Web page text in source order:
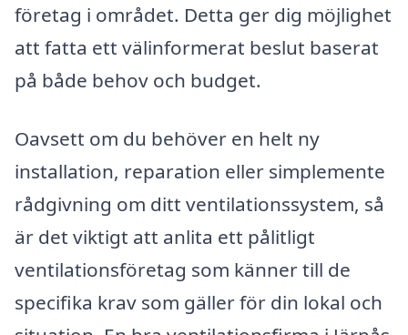
företag i området. Detta ger dig möjlighet
att fatta ett välinformerat beslut baserat
på både behov och budget.
Oavsett om du behöver en helt ny
installation, reparation eller simplemente
rådgivning om ditt ventilationssystem, så
är det viktigt att anlita ett pålitligt
ventilationsföretag som känner till de
specifika krav som gäller för din lokal och